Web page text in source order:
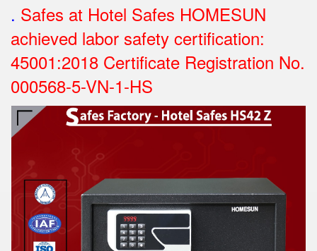
. Safes at Hotel Safes HOMESUN
achieved labor safety certification:
45001:2018 Certificate Registration No.
000568-5-VN-1-HS